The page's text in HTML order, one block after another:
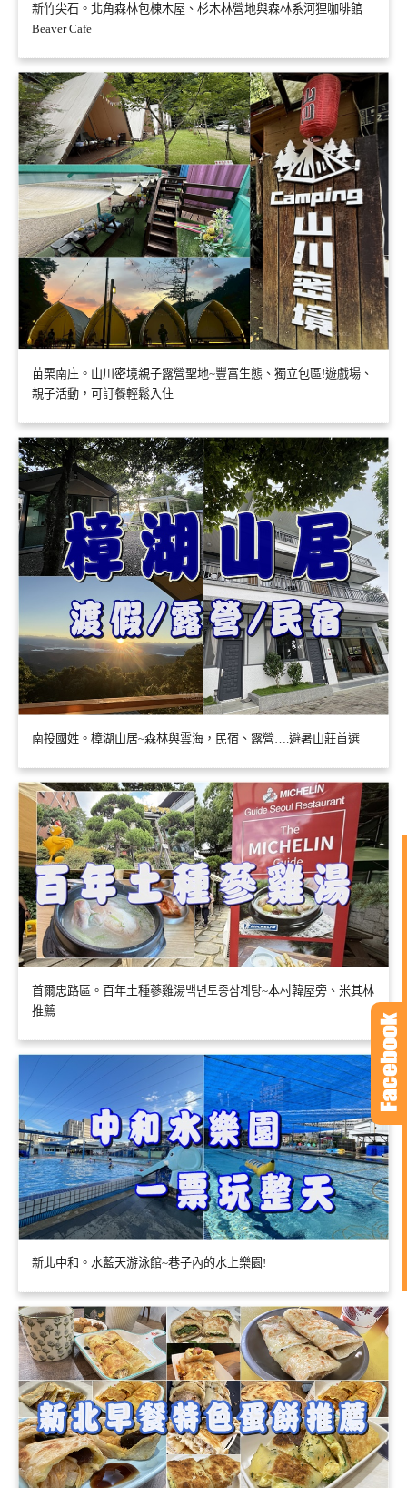
新竹尖石。北角森林包棟木屋、杉木林營地與森林系河狸咖啡館
Beaver Cafe
苗栗南庄。山川密境親子露營聖地~豐富生態、獨立包區!遊戲場、
親子活動，可訂餐輕鬆入住
南投國姓。樟湖山居~森林與雲海，民宿、露營….避暑山莊首選
首爾忠路區。百年土種蔘雞湯백년토종삼계탕~本村韓屋旁、米其林
推薦
新北中和。水藍天游泳館~巷子內的水上樂園!